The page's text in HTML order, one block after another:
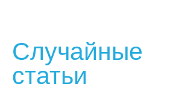
Случайные
статьи